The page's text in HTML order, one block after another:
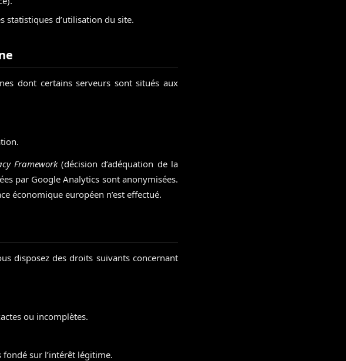
statistiques d’utilisation du site.
dont certains serveurs sont situés aux
Framework(décision d’adéquation de la
par Google Analytics sont anonymisées.
économique européen n’est effectué.
disposez des droits suivants concernant
ou incomplètes.
sur l’intérêt légitime.